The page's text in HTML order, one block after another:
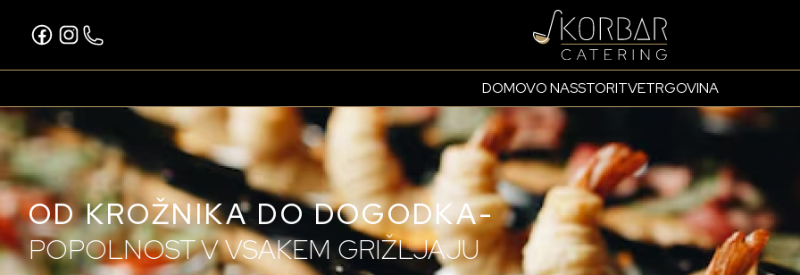
DOMOVO NASSTORITVETRGOVINA
OD KROŽNIKA DO DOGODKA-
POPOLNOST V VSAKEM GRIŽLJAJU